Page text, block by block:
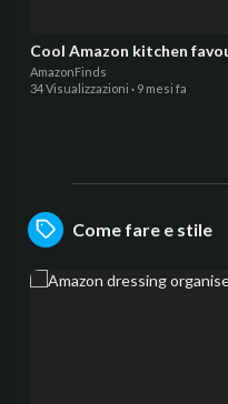
Cool Amazon kitchen
AmazonFinds
34 Visualizzazioni · 9 mesi fa
Come fare e stile